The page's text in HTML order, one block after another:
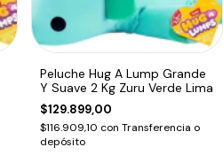
Peluche Hug A Lump Grande
Y Suave 2 Kg Zuru Verde Lima
$129.899,00
$116.909,10 con Transferencia o
depósito